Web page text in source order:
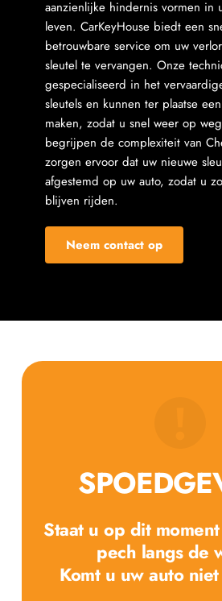
aanzienlijke hindernis vormen in
leven. CarKeyHouse biedt een
betrouwbare service om uw
sleutel te vervangen. Onze
gespecialiseerd in het
sleutels en kunnen ter plaatse
maken, zodat u snel weer op
begrijpen de complexiteit van
zorgen ervoor dat uw nieuwe
afgestemd op uw auto, zodat u
blijven rijden.
Neem contact op
Staat u op dit
pech langs de
Komt u uw auto